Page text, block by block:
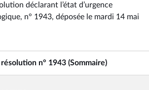
déclarant l’état d’urgence
n° 1943, déposée le mardi 14 mai
n° 1943 (Sommaire)